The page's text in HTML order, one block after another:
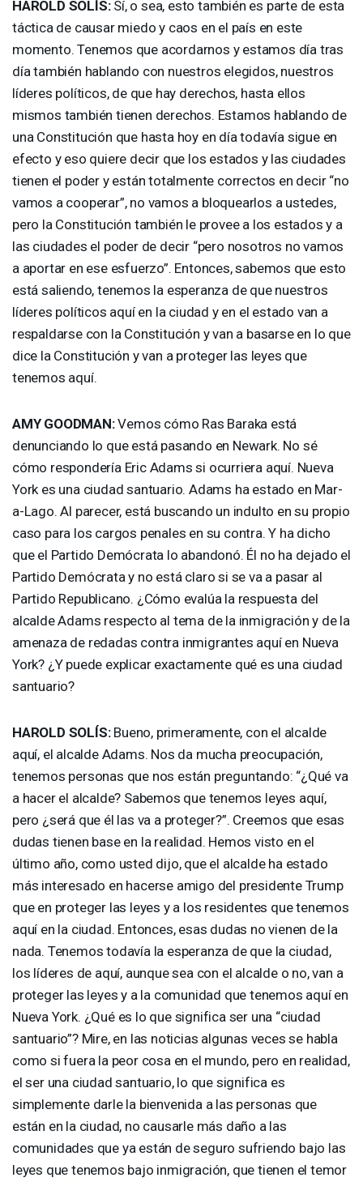
HAROLD SOLÍS:Sí, o sea, esto también es parte de esta
táctica de causar miedo y caos en el país en este
momento. Tenemos que acordarnos y estamos día tras
día también hablando con nuestros elegidos, nuestros
líderes políticos, de que hay derechos, hasta ellos
mismos también tienen derechos. Estamos hablando de
una Constitución que hasta hoy en día todavía sigue en
efecto y eso quiere decir que los estados y las ciudades
tienen el poder y están totalmente correctos en decir “no
vamos a cooperar”, no vamos a bloquearlos a ustedes,
pero la Constitución también le provee a los estados y a
las ciudades el poder de decir “pero nosotros no vamos
a aportar en ese esfuerzo”. Entonces, sabemos que esto
está saliendo, tenemos la esperanza de que nuestros
líderes políticos aquí en la ciudad y en el estado van a
respaldarse con la Constitución y van a basarse en lo que
dice la Constitución y van a proteger las leyes que
tenemos aquí.
AMY GOODMAN:Vemos cómo Ras Baraka está
denunciando lo que está pasando en Newark. No sé
cómo respondería Eric Adams si ocurriera aquí. Nueva
York es una ciudad santuario. Adams ha estado en Mar-
a-Lago. Al parecer, está buscando un indulto en su propio
caso para los cargos penales en su contra. Y ha dicho
que el Partido Demócrata lo abandonó. Él no ha dejado el
Partido Demócrata y no está claro si se va a pasar al
Partido Republicano. ¿Cómo evalúa la respuesta del
alcalde Adams respecto al tema de la inmigración y de la
amenaza de redadas contra inmigrantes aquí en Nueva
York? ¿Y puede explicar exactamente qué es una ciudad
santuario?
HAROLD SOLÍS:Bueno, primeramente, con el alcalde
aquí, el alcalde Adams. Nos da mucha preocupación,
tenemos personas que nos están preguntando: “¿Qué va
a hacer el alcalde? Sabemos que tenemos leyes aquí,
pero ¿será que él las va a proteger?”. Creemos que esas
dudas tienen base en la realidad. Hemos visto en el
último año, como usted dijo, que el alcalde ha estado
más interesado en hacerse amigo del presidente Trump
que en proteger las leyes y a los residentes que tenemos
aquí en la ciudad. Entonces, esas dudas no vienen de la
nada. Tenemos todavía la esperanza de que la ciudad,
los líderes de aquí, aunque sea con el alcalde o no, van a
proteger las leyes y a la comunidad que tenemos aquí en
Nueva York. ¿Qué es lo que significa ser una “ciudad
santuario”? Mire, en las noticias algunas veces se habla
como si fuera la peor cosa en el mundo, pero en realidad,
el ser una ciudad santuario, lo que significa es
simplemente darle la bienvenida a las personas que
están en la ciudad, no causarle más daño a las
comunidades que ya están de seguro sufriendo bajo las
leyes que tenemos bajo inmigración, que tienen el temor